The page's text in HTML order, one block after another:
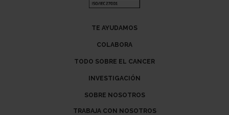
TE AYUDAMOS
COLABORA
TODO SOBRE EL CANCER
INVESTIGACIÓN
SOBRE NOSOTROS
TRABAJA CON NOSOTROS